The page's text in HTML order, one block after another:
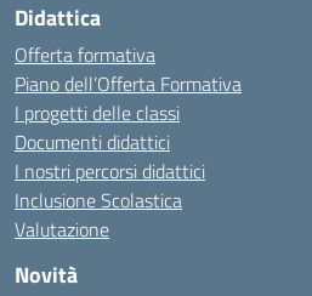
Didattica
Offerta formativa
Piano dell’Offerta Formativa
I progetti delle classi
Documenti didattici
I nostri percorsi didattici
Inclusione Scolastica
Valutazione
Novità